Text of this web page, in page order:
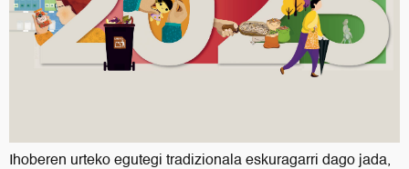
Ihoberen urteko egutegi tradizionala eskuragarri dago jada,